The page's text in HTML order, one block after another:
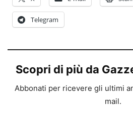
Telegram
Scopri di più da
Abbonati per ricevere gli ultimi
mail.